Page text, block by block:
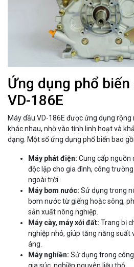
Ứng dụng phổ
VD-186E
Máy dầu VD-186E được ứng dụng
khác nhau, nhờ vào tính linh hoạt và
dạng. Một số ứng dụng phổ biến bao
Máy phát điện: Cung cấp nguồn
độc lập cho gia đình, công
ngoài trời.
Máy bơm nước: Sử dụng trong
bơm nước từ giếng hoặc sông,
sản xuất nông nghiệp.
Máy cày, máy xới đất: Trang bị
nghiệp nhỏ, giúp tăng năng suất
áng.
Máy nghiền: Sử dụng trong